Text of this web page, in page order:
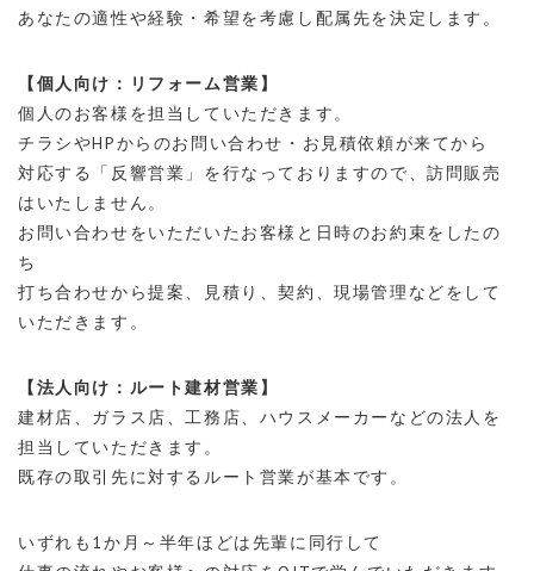
あなたの適性や経験・希望を考慮し配属先を決定します。
【個人向け：リフォーム営業】
個人のお客様を担当していただきます。
チラシやHPからのお問い合わせ・お見積依頼が来てから
対応する「反響営業」を行なっておりますので、訪問販売
はいたしません。
お問い合わせをいただいたお客様と日時のお約束をしたの
ち
打ち合わせから提案、見積り、契約、現場管理などをして
いただきます。
【法人向け：ルート建材営業】
建材店、ガラス店、工務店、ハウスメーカーなどの法人を
担当していただきます。
既存の取引先に対するルート営業が基本です。
いずれも1か月～半年ほどは先輩に同行して